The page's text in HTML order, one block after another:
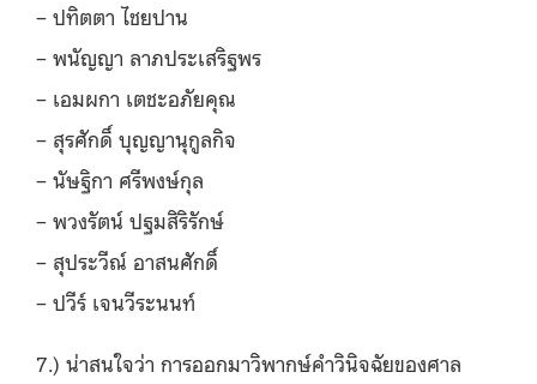
– ปทิตตา ไชยปาน
– พนัญญา ลาภประเสริฐพร
– เอมผกา เตชะอภัยคุณ
– สุรศักดิ์ บุญญานุกูลกิจ
– นัษฐิกา ศรีพงษ์กุล
– พวงรัตน์ ปฐมสิริรักษ์
– สุประวีณ์ อาสนศักดิ์
– ปวีร์ เจนวีระนนท์
7.) น่าสนใจว่า การออกมาวิพากษ์คำวินิจฉัยของศาล